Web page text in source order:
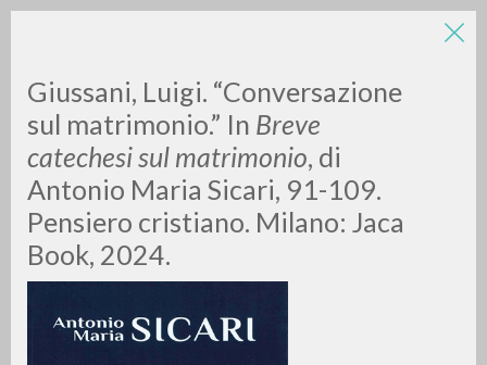
Giussani, Luigi. “Conversazione
sul matrimonio.” In Breve
catechesi sul matrimonio, di
Antonio Maria Sicari, 91-109.
Pensiero cristiano. Milano: Jaca
Book, 2024.
LUIGI
GIUSSANI
scritti